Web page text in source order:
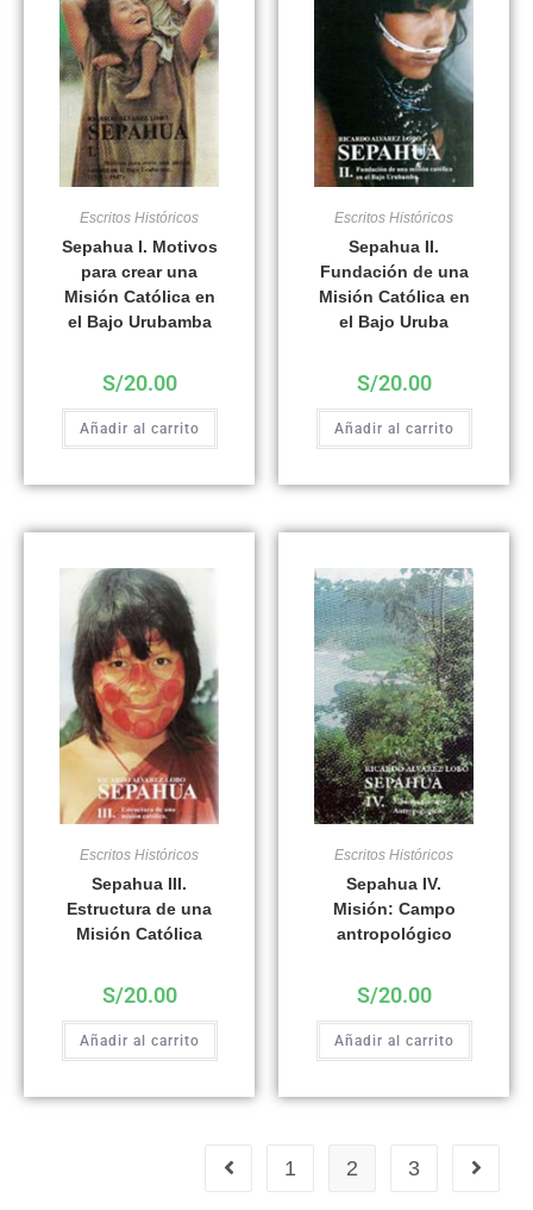
Escritos Históricos
Sepahua I. Motivos
para crear una
Misión Católica en
el Bajo Urubamba
S/20.00
Añadir al carrito
Escritos Históricos
Sepahua II.
Fundación de una
Misión Católica en
el Bajo Uruba
S/20.00
Añadir al carrito
Escritos Históricos
Sepahua III.
Estructura de una
Misión Católica
S/20.00
Añadir al carrito
Escritos Históricos
Sepahua IV.
Misión: Campo
antropológico
S/20.00
Añadir al carrito
1 2 3